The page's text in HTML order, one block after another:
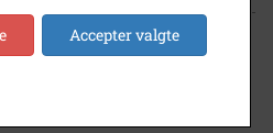
og Solvejg Larsen
Accepter valgte